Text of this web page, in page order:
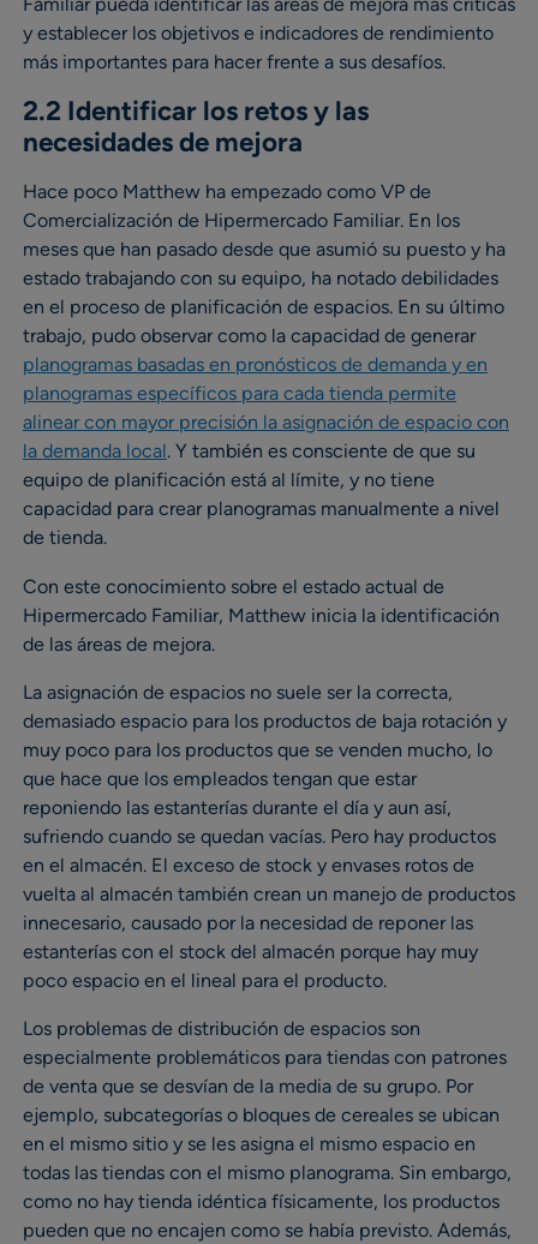
y establecer los objetivos e indicadores de rendimiento
más importantes para hacer frente a sus desafíos.
2.2 Identificar los retos y las
necesidades de mejora
Hace poco Matthew ha empezado como VP de
Comercialización de Hipermercado Familiar. En los
meses que han pasado desde que asumió su puesto y ha
estado trabajando con su equipo, ha notado debilidades
en el proceso de planificación de espacios. En su último
trabajo, pudo observar como la capacidad de generar
planogramas basadas en pronósticos de demanda y en
planogramas específicos para cada tienda permite
alinear con mayor precisión la asignación de espacio con
la demanda local. Y también es consciente de que su
equipo de planificación está al límite, y no tiene
capacidad para crear planogramas manualmente a nivel
de tienda.
Con este conocimiento sobre el estado actual de
Hipermercado Familiar, Matthew inicia la identificación
de las áreas de mejora.
La asignación de espacios no suele ser la correcta,
demasiado espacio para los productos de baja rotación y
muy poco para los productos que se venden mucho, lo
que hace que los empleados tengan que estar
reponiendo las estanterías durante el día y aun así,
sufriendo cuando se quedan vacías. Pero hay productos
en el almacén. El exceso de stock y envases rotos de
vuelta al almacén también crean un manejo de productos
innecesario, causado por la necesidad de reponer las
estanterías con el stock del almacén porque hay muy
poco espacio en el lineal para el producto.
Los problemas de distribución de espacios son
especialmente problemáticos para tiendas con patrones
de venta que se desvían de la media de su grupo. Por
ejemplo, subcategorías o bloques de cereales se ubican
en el mismo sitio y se les asigna el mismo espacio en
todas las tiendas con el mismo planograma. Sin embargo,
como no hay tienda idéntica físicamente, los productos
pueden que no encajen como se había previsto. Además,